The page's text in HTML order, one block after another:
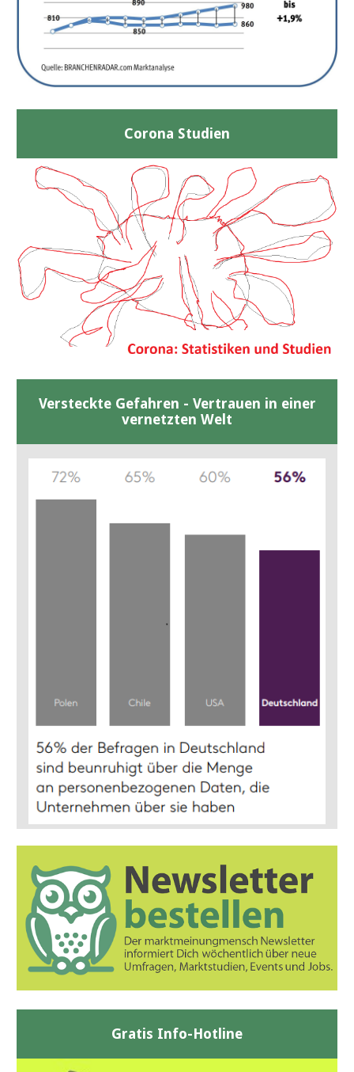
Corona Studien
Versteckte Gefahren - Vertrauen in einer
vernetzten Welt
Gratis Info-Hotline